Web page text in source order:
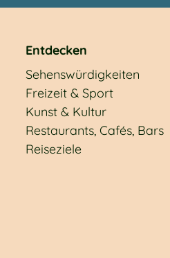
Entdecken
Sehenswürdigkeiten
Freizeit & Sport
Kunst & Kultur
Restaurants, Cafés, Bars
Reiseziele